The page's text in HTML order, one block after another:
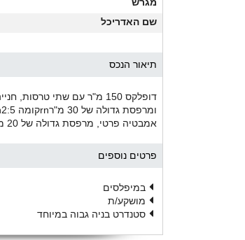
שם האדריכל
תיאור הנכס
אמבטיה פרטי, מרפסת גדולה של 20 מ"ר עם יציאה מהסוויטה. הדירה מרוהטת בטוב טעם.
פרטים נוספים
במיפלסים
מושקע/ת
סטנדרט בניה גבוה במיוחד